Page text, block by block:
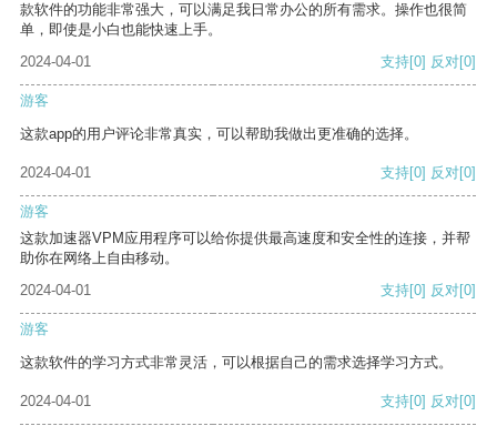
款软件的功能非常强大，可以满足我日常办公的所有需求。操作也很简
单，即使是小白也能快速上手。
2024-04-01
支持[0] 反对[0]
游客
这款app的用户评论非常真实，可以帮助我做出更准确的选择。
2024-04-01 支持[0] 反对[0]
游客
这款加速器VPM应用程序可以给你提供最高速度和安全性的连接，并帮
助你在网络上自由移动。
2024-04-01
支持[0] 反对[0]
游客
这款软件的学习方式非常灵活，可以根据自己的需求选择学习方式。
2024-04-01 支持[0] 反对[0]